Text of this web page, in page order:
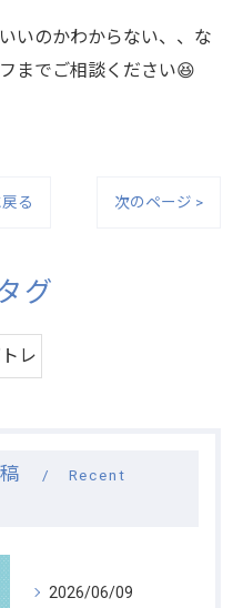
いのかわからない、、な
までご相談ください😆
る 次のページ >
グ
レ
Recent
2026/06/09